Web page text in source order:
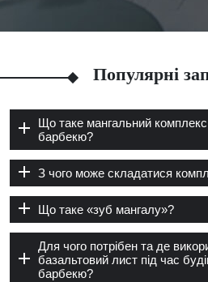
Популярні
Що таке мангальний
барбекю?
З чого може складатися
Що таке «зуб мангалу»?
Для чого потрібен та де
базальтовий лист під час
барбекю?